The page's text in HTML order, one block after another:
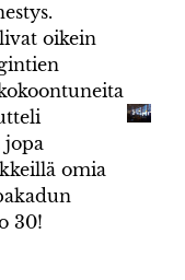
oikein
jopa
omia
30!